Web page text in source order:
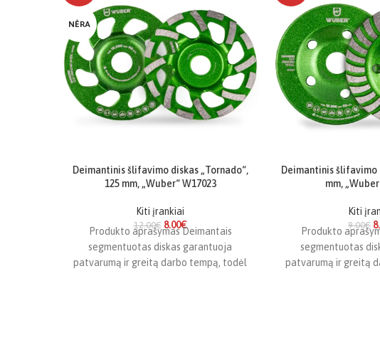
NĖRA
Deimantinis šlifavimo diskas „Tornado“,
125 mm, „Wuber“ W17023
Kiti įrankiai
12.00€ 8.00€
Produkto aprašymas Deimantais
segmentuotas diskas garantuoja
patvarumą ir greitą darbo tempą, todėl
Deimantinis šlifavimo
mm,
Kiti
9.00€
Produkto
segmentuotas
patvarumą ir greitą